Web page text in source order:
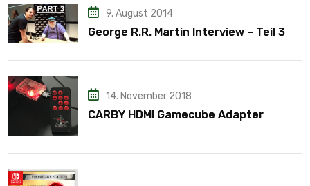
9. August 2014
George R.R. Martin Interview – Teil 3
14. November 2018
CARBY HDMI Gamecube Adapter